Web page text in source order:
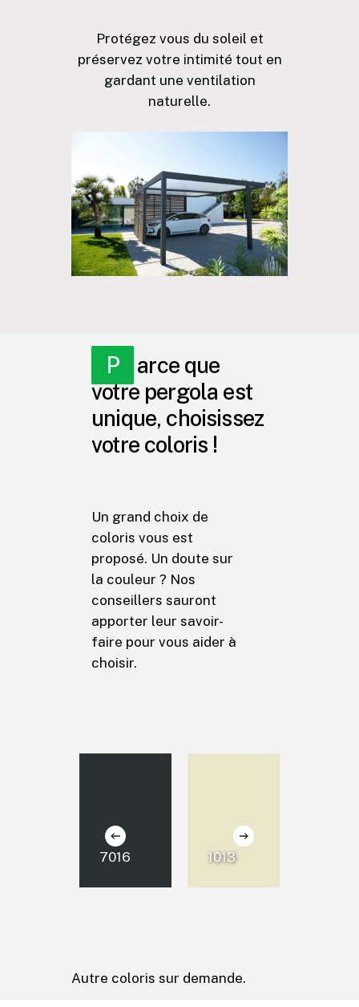
Protégez vous du soleil et
préservez votre intimité tout en
gardant une ventilation
naturelle.
Parce que
votre pergola est
unique, choisissez
votre coloris !
Un grand choix de
coloris vous est
proposé. Un doute sur
la couleur ? Nos
conseillers sauront
apporter leur savoir-
faire pour vous aider à
choisir.
7016 1013
Autre coloris sur demande.